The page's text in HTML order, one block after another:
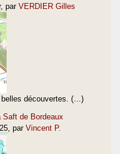
, par VERDIER Gilles
belles découvertes. (…)
Saft de Bordeaux
, par Vincent P.